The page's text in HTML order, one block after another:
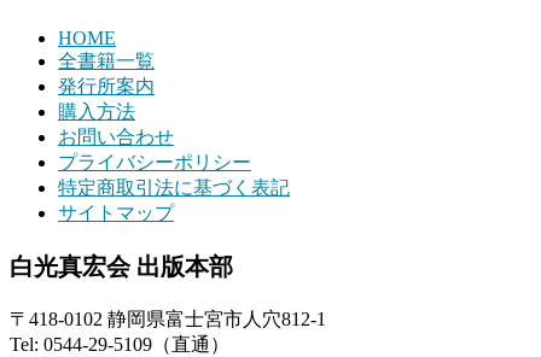
HOME
全書籍一覧
発行所案内
購入方法
お問い合わせ
プライバシーポリシー
特定商取引法に基づく表記
サイトマップ
白光真宏会 出版本部
〒418-0102 静岡県富士宮市人穴812-1
Tel: 0544-29-5109（直通）